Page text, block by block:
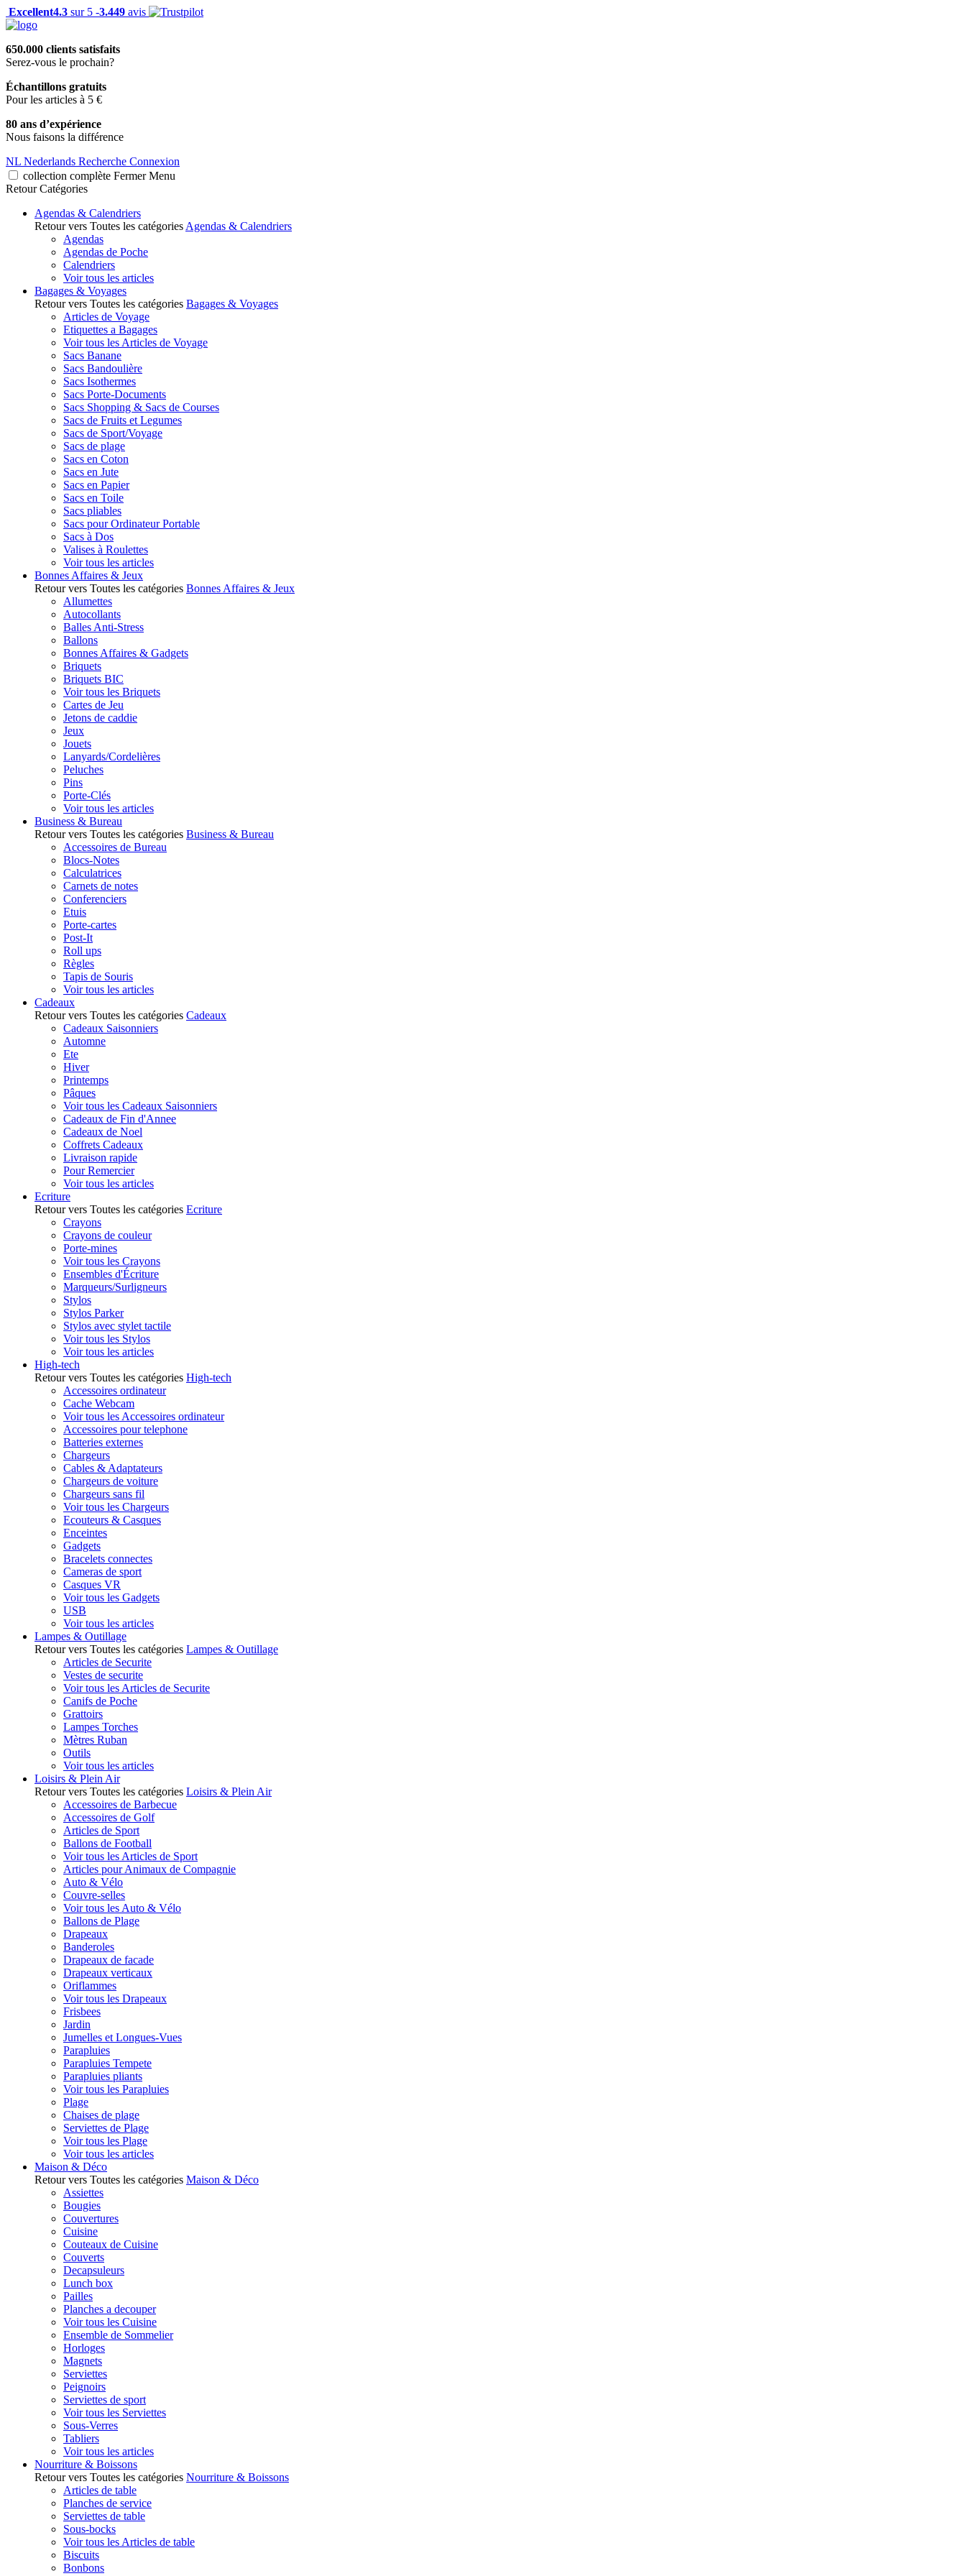
Excellent4.3 sur 5 -3.449 avis
650.000 clients satisfaits
Serez-vous le prochain?
Échantillons gratuits
Pour les articles à 5 €
80 ans d’expérience
Nous faisons la différence
NL Nederlands Recherche Connexion
collection complète Fermer Menu
Retour Catégories
Agendas & Calendriers
Retour vers Toutes les catégories Agendas & Calendriers
Agendas
Agendas de Poche
Calendriers
Voir tous les articles
Bagages & Voyages
Retour vers Toutes les catégories Bagages & Voyages
Articles de Voyage
Etiquettes a Bagages
Voir tous les Articles de Voyage
Sacs Banane
Sacs Bandoulière
Sacs Isothermes
Sacs Porte-Documents
Sacs Shopping & Sacs de Courses
Sacs de Fruits et Legumes
Sacs de Sport/Voyage
Sacs de plage
Sacs en Coton
Sacs en Jute
Sacs en Papier
Sacs en Toile
Sacs pliables
Sacs pour Ordinateur Portable
Sacs à Dos
Valises à Roulettes
Voir tous les articles
Bonnes Affaires & Jeux
Retour vers Toutes les catégories Bonnes Affaires & Jeux
Allumettes
Autocollants
Balles Anti-Stress
Ballons
Bonnes Affaires & Gadgets
Briquets
Briquets BIC
Voir tous les Briquets
Cartes de Jeu
Jetons de caddie
Jeux
Jouets
Lanyards/Cordelières
Peluches
Pins
Porte-Clés
Voir tous les articles
Business & Bureau
Retour vers Toutes les catégories Business & Bureau
Accessoires de Bureau
Blocs-Notes
Calculatrices
Carnets de notes
Conferenciers
Etuis
Porte-cartes
Post-It
Roll ups
Règles
Tapis de Souris
Voir tous les articles
Cadeaux
Retour vers Toutes les catégories Cadeaux
Cadeaux Saisonniers
Automne
Ete
Hiver
Printemps
Pâques
Voir tous les Cadeaux Saisonniers
Cadeaux de Fin d'Annee
Cadeaux de Noel
Coffrets Cadeaux
Livraison rapide
Pour Remercier
Voir tous les articles
Ecriture
Retour vers Toutes les catégories Ecriture
Crayons
Crayons de couleur
Porte-mines
Voir tous les Crayons
Ensembles d'Écriture
Marqueurs/Surligneurs
Stylos
Stylos Parker
Stylos avec stylet tactile
Voir tous les Stylos
Voir tous les articles
High-tech
Retour vers Toutes les catégories High-tech
Accessoires ordinateur
Cache Webcam
Voir tous les Accessoires ordinateur
Accessoires pour telephone
Batteries externes
Chargeurs
Cables & Adaptateurs
Chargeurs de voiture
Chargeurs sans fil
Voir tous les Chargeurs
Ecouteurs & Casques
Enceintes
Gadgets
Bracelets connectes
Cameras de sport
Casques VR
Voir tous les Gadgets
USB
Voir tous les articles
Lampes & Outillage
Retour vers Toutes les catégories Lampes & Outillage
Articles de Securite
Vestes de securite
Voir tous les Articles de Securite
Canifs de Poche
Grattoirs
Lampes Torches
Mètres Ruban
Outils
Voir tous les articles
Loisirs & Plein Air
Retour vers Toutes les catégories Loisirs & Plein Air
Accessoires de Barbecue
Accessoires de Golf
Articles de Sport
Ballons de Football
Voir tous les Articles de Sport
Articles pour Animaux de Compagnie
Auto & Vélo
Couvre-selles
Voir tous les Auto & Vélo
Ballons de Plage
Drapeaux
Banderoles
Drapeaux de facade
Drapeaux verticaux
Oriflammes
Voir tous les Drapeaux
Frisbees
Jardin
Jumelles et Longues-Vues
Parapluies
Parapluies Tempete
Parapluies pliants
Voir tous les Parapluies
Plage
Chaises de plage
Serviettes de Plage
Voir tous les Plage
Voir tous les articles
Maison & Déco
Retour vers Toutes les catégories Maison & Déco
Assiettes
Bougies
Couvertures
Cuisine
Couteaux de Cuisine
Couverts
Decapsuleurs
Lunch box
Pailles
Planches a decouper
Voir tous les Cuisine
Ensemble de Sommelier
Horloges
Magnets
Serviettes
Peignoirs
Serviettes de sport
Voir tous les Serviettes
Sous-Verres
Tabliers
Voir tous les articles
Nourriture & Boissons
Retour vers Toutes les catégories Nourriture & Boissons
Articles de table
Planches de service
Serviettes de table
Sous-bocks
Voir tous les Articles de table
Biscuits
Bonbons